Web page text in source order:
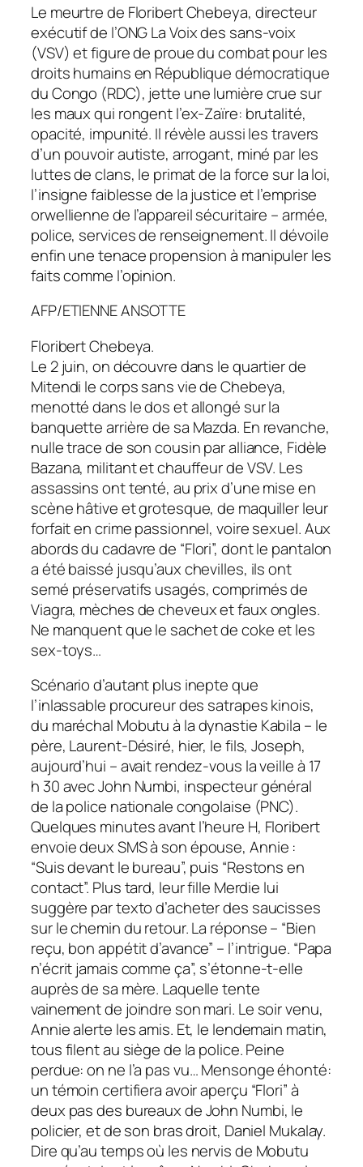
Le meurtre de Floribert Chebeya, directeur
exécutif de l’ONG La Voix des sans-voix
(VSV) et figure de proue du combat pour les
droits humains en République démocratique
du Congo (RDC), jette une lumière crue sur
les maux qui rongent l’ex-Zaïre: brutalité,
opacité, impunité. Il révèle aussi les travers
d’un pouvoir autiste, arrogant, miné par les
luttes de clans, le primat de la force sur la loi,
l’insigne faiblesse de la justice et l’emprise
orwellienne de l’appareil sécuritaire – armée,
police, services de renseignement. Il dévoile
enfin une tenace propension à manipuler les
faits comme l’opinion.
AFP/ETIENNE ANSOTTE
Floribert Chebeya.
Le 2 juin, on découvre dans le quartier de
Mitendi le corps sans vie de Chebeya,
menotté dans le dos et allongé sur la
banquette arrière de sa Mazda. En revanche,
nulle trace de son cousin par alliance, Fidèle
Bazana, militant et chauffeur de VSV. Les
assassins ont tenté, au prix d’une mise en
scène hâtive et grotesque, de maquiller leur
forfait en crime passionnel, voire sexuel. Aux
abords du cadavre de “Flori”, dont le pantalon
a été baissé jusqu’aux chevilles, ils ont
semé préservatifs usagés, comprimés de
Viagra, mèches de cheveux et faux ongles.
Ne manquent que le sachet de coke et les
sex-toys…
Scénario d’autant plus inepte que
l’inlassable procureur des satrapes kinois,
du maréchal Mobutu à la dynastie Kabila – le
père, Laurent-Désiré, hier, le fils, Joseph,
aujourd’hui – avait rendez-vous la veille à 17
h 30 avec John Numbi, inspecteur général
de la police nationale congolaise (PNC).
Quelques minutes avant l’heure H, Floribert
envoie deux SMS à son épouse, Annie :
“Suis devant le bureau”, puis “Restons en
contact”. Plus tard, leur fille Merdie lui
suggère par texto d’acheter des saucisses
sur le chemin du retour. La réponse – “Bien
reçu, bon appétit d’avance” – l’intrigue. “Papa
n’écrit jamais comme ça”, s’étonne-t-elle
auprès de sa mère. Laquelle tente
vainement de joindre son mari. Le soir venu,
Annie alerte les amis. Et, le lendemain matin,
tous filent au siège de la police. Peine
perdue: on ne l’a pas vu… Mensonge éhonté:
un témoin certifiera avoir aperçu “Flori” à
deux pas des bureaux de John Numbi, le
policier, et de son bras droit, Daniel Mukalay.
Dire qu’au temps où les nervis de Mobutu